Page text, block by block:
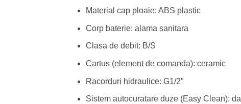
Material cap ploaie: ABS plastic
Corp baterie: alama sanitara
Clasa de debit: B/S
Cartus (element de comanda): ceramic
Racorduri hidraulice: G1/2″
Sistem autocuratare duze (Easy Clean): da